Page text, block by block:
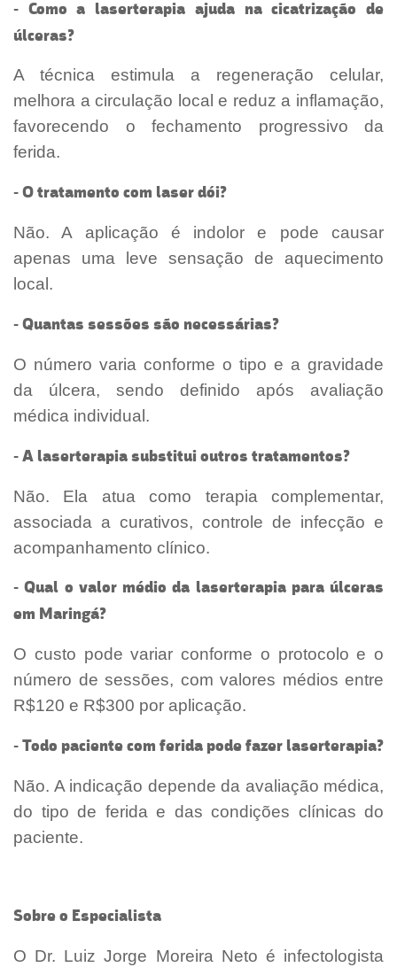
- Como a laserterapia ajuda na cicatrização de
úlceras?
A técnica estimula a regeneração celular,
melhora a circulação local e reduz a inflamação,
favorecendo o fechamento progressivo da
ferida.
- O tratamento com laser dói?
Não. A aplicação é indolor e pode causar
apenas uma leve sensação de aquecimento
local.
- Quantas sessões são necessárias?
O número varia conforme o tipo e a gravidade
da úlcera, sendo definido após avaliação
médica individual.
- A laserterapia substitui outros tratamentos?
Não. Ela atua como terapia complementar,
associada a curativos, controle de infecção e
acompanhamento clínico.
- Qual o valor médio da laserterapia para úlceras
em Maringá?
O custo pode variar conforme o protocolo e o
número de sessões, com valores médios entre
R$120 e R$300 por aplicação.
- Todo paciente com ferida pode fazer laserterapia?
Não. A indicação depende da avaliação médica,
do tipo de ferida e das condições clínicas do
paciente.
Sobre o Especialista
O Dr. Luiz Jorge Moreira Neto é infectologista